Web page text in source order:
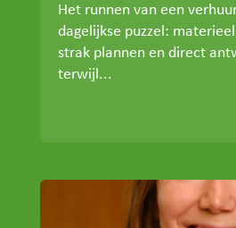
Het runnen van een
dagelijkse puzzel:
strak plannen en direct
terwijl...